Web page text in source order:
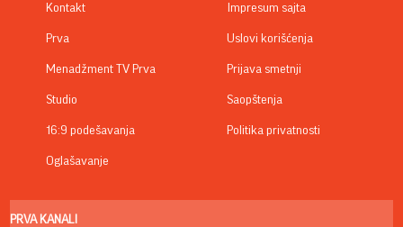
Kontakt
Prva
Menadžment TV Prva
Studio
16:9 podešavanja
Oglašavanje
Impresum sajta
Uslovi korišćenja
Prijava smetnji
Saopštenja
Politika privatnosti
PRVA KANALI